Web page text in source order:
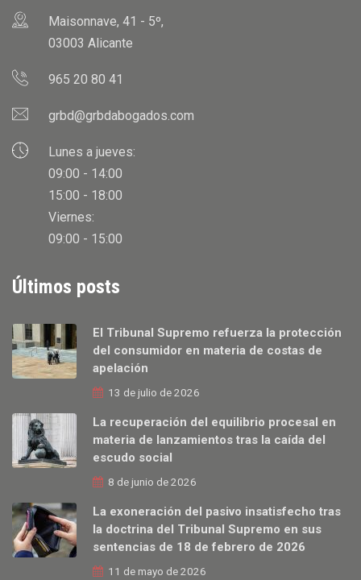
Maisonnave, 41 - 5º,
03003 Alicante
965 20 80 41
grbd@grbdabogados.com
Lunes a jueves:
09:00 - 14:00
15:00 - 18:00
Viernes:
09:00 - 15:00
Últimos posts
El Tribunal Supremo refuerza la protección
del consumidor en materia de costas de
apelación
13 de julio de 2026
La recuperación del equilibrio procesal en
materia de lanzamientos tras la caída del
escudo social
8 de junio de 2026
La exoneración del pasivo insatisfecho tras
la doctrina del Tribunal Supremo en sus
sentencias de 18 de febrero de 2026
11 de mayo de 2026